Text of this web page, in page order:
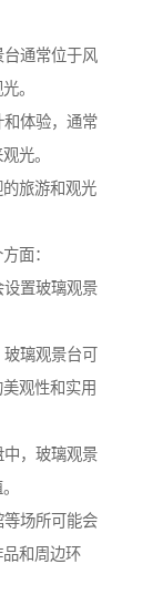
通常位于风
。
体验，通常
光。
旅游和观光
面：
置玻璃观景
璃观景台可
观性和实用
，玻璃观景
场所可能会
和周边环